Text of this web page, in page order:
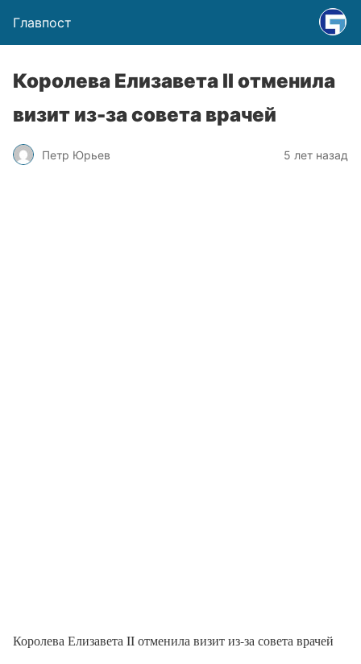
Главпост
Королева Елизавета II отменила
визит из-за совета врачей
Петр Юрьев 5 лет назад
Королева Елизавета II отменила визит из-за совета врачей